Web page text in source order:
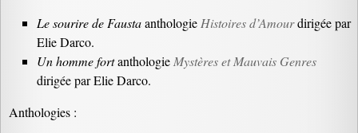
Le sourire de Faustaanthologie Histoires d’Amourdirigée par
Elie Darco.
Un homme fortanthologie Mystères et Mauvais Genres
dirigée par Elie Darco.
Anthologies :